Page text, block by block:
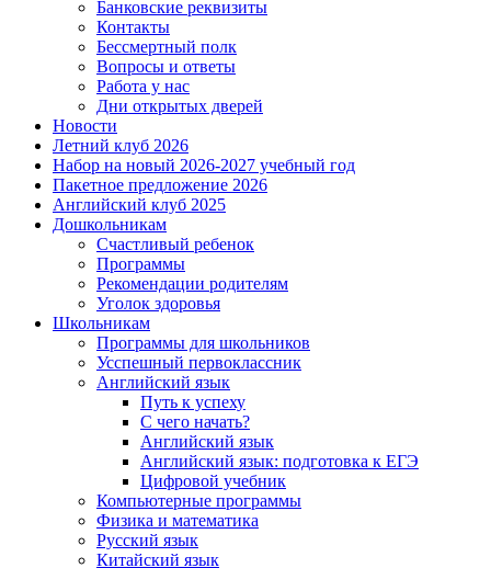
Банковские реквизиты
Контакты
Бессмертный полк
Вопросы и ответы
Работа у нас
Дни открытых дверей
Новости
Летний клуб 2026
Набор на новый 2026-2027 учебный год
Пакетное предложение 2026
Английский клуб 2025
Дошкольникам
Счастливый ребенок
Программы
Рекомендации родителям
Уголок здоровья
Школьникам
Программы для школьников
Усспешный первоклассник
Английский язык
Путь к успеху
С чего начать?
Английский язык
Английский язык: подготовка к ЕГЭ
Цифровой учебник
Компьютерные программы
Физика и математика
Русский язык
Китайский язык